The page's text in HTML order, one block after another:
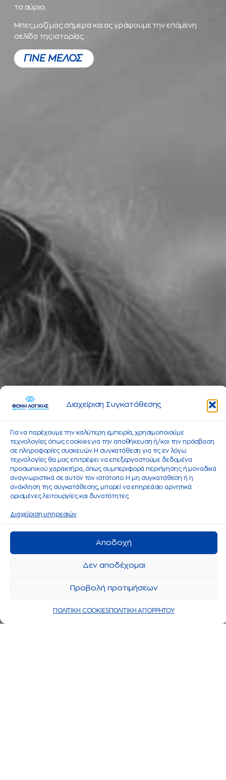
Διαχείριση Συγκατάθεσης
Για να παρέχουμε την καλύτερη εμπειρία, χρησιμοποιούμε
τεχνολογίες όπως cookies για την αποθήκευση ή/και την πρόσβαση
σε πληροφορίες συσκευών. Η συγκατάθεση για τις εν λόγω
τεχνολογίες θα μας επιτρέψει να επεξεργαστούμε δεδομένα
προσωπικού χαρακτήρα, όπως συμπεριφορά περιήγησης ή μοναδικά
αναγνωριστικά σε αυτόν τον ιστότοπο. Η μη συγκατάθεση ή η
ανάκληση της συγκατάθεσης, μπορεί να επηρεάσει αρνητικά
ορισμένες λειτουργίες και δυνατότητες.
Διαχείριση υπηρεσιών
Αποδοχή
Δεν αποδέχομαι
Προβολή προτιμήσεων
ΠΟΛΙΤΙΚΗ COOKIESΠΟΛΙΤΙΚΗ ΑΠΟΡΡΗΤΟΥ
το αύριο.
Μπες μαζί μας σήμερα και ας γράψουμε την επόμενη
σελίδα της ιστορίας.
ΓΙΝΕ ΜΕΛΟΣ